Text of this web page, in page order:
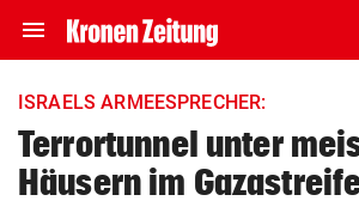
menu Navigation
ein-/ausklappen
account_circle Anmelden
ISRAELS ARMEESPRECHER:
Terrortunnel unter
Häusern im